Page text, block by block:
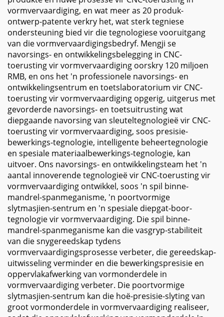
vormvervaardiging, en wat meer as 20 produk-
ontwerp-patente verkry het, wat sterk tegniese
ondersteuning bied vir die tegnologiese vooruitgang
van die vormvervaardigingsbedryf. Mengji se
navorsings- en ontwikkelingsbelegging in CNC-
toerusting vir vormvervaardiging oorskry 120 miljoen
RMB, en ons het 'n professionele navorsings- en
ontwikkelingsentrum en toetslaboratorium vir CNC-
toerusting vir vormvervaardiging opgerig, uitgerus met
gevorderde navorsings- en toetsuitrusting wat
diepgaande navorsing van sleuteltegnologieë vir CNC-
toerusting vir vormvervaardiging, soos presisie-
bewerkings-tegnologie, intelligente beheertegnologie
en spesiale materiaalbewerkings-tegnologie, kan
uitvoer. Ons navorsings- en ontwikkelingsteam het 'n
aantal innoverende tegnologieë vir CNC-toerusting vir
vormvervaardiging ontwikkel, soos 'n spil binne-
mandrel-spanmeganisme, 'n poortvormige
slytmasjien-sentrum en 'n spesiale diepgat-boor-
tegnologie vir vormvervaardiging. Die spil binne-
mandrel-spanmeganisme kan die vasgryp-stabiliteit
van die snygereedskap tydens
vormvervaardigingsprosesse verbeter, die gereedskap-
uitwisseling verminder en die bewerkingspresisie en
oppervlakafwerking van vormonderdele in
vormvervaardiging verbeter. Die poortvormige
slytmasjien-sentrum kan die hoë-presisie-slyting van
groot vormonderdele in vormvervaardiging realiseer,